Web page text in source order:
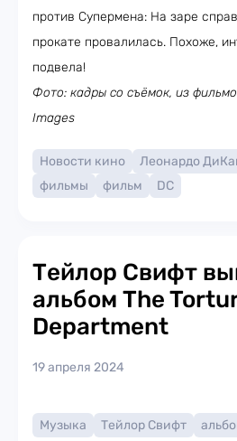
против Супермена: На заре
прокате провалилась. Похоже,
подвела!
Фото: кадры со съёмок, из
Images
Новости кино Леонардо
фильмы
фильм DC
Тейлор Свифт
альбом The
Department
19 апреля 2024
Музыка Тейлор Свифт